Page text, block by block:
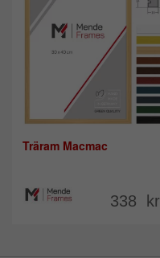
Träram Macmac
338 kr